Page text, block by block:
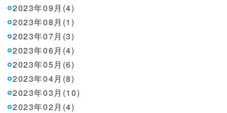
2023年09月(4)
2023年08月(1)
2023年07月(3)
2023年06月(4)
2023年05月(6)
2023年04月(8)
2023年03月(10)
2023年02月(4)